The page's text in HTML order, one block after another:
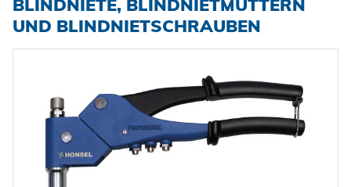
BLINDNIETE, BLINDNIETMUTTERN
UND BLINDNIETSCHRAUBEN